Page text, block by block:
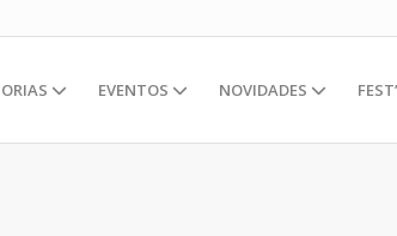
EVENTOS NOVIDADES